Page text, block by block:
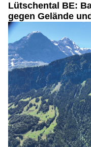
Lütschental BE:
gegen Gelände